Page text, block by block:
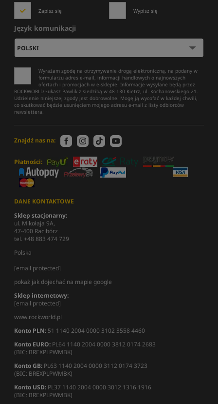
Zapisz się Wypisz się
Język komunikacji
Wyrażam zgodę na otrzymywanie drogą elektroniczną, na podany w
formularzu adres e-mail, informacji handlowych o najnowszych
ofertach i promocjach w e-sklepie. Informacje wysyłane będą przez
ROCKWORLD Łukasz Pawlik z siedzibą w 48-130 Kietrz, ul. Kochanowskiego 21.
Udzielenie niniejszej zgody jest dobrowolne. Mogę ją wycofać w każdej chwili,
co skutkować będzie usunięciem mojego adresu e-mail z listy odbiorców
newslettera.
Znajdź nas na:
Płatności:
DANE KONTAKTOWE
Sklep stacjonarny:
ul. Mikołaja 9A,
47-400 Racibórz
tel. +48 883 474 729
Polska
[email protected]
pokaż jak dojechać na mapie google
Sklep internetowy:
[email protected]
www.rockworld.pl
Konto PLN: 51 1140 2004 0000 3102 3558 4460
Konto EURO: PL64 1140 2004 0000 3812 0174 2683
(BIC: BREXPLPWMBK)
Konto GB: PL63 1140 2004 0000 3112 0174 3723
(BIC: BREXPLPWMBK)
Konto USD: PL37 1140 2004 0000 3012 1316 1916
(BIC: BREXPLPWMBK)